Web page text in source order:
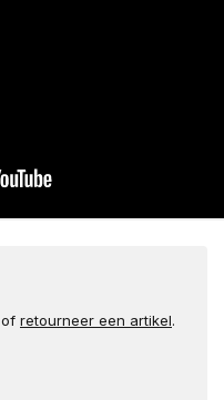
of retourneer een artikel.